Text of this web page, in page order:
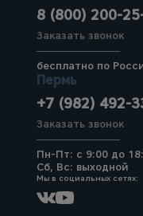
8 (800) 200-
Заказать звонок
бесплатно по
Пермь
+7 (982) 492-
Заказать звонок
Пн-Пт: с 9:00 до
Сб, Вс: выходной
Мы в социальных сетях: